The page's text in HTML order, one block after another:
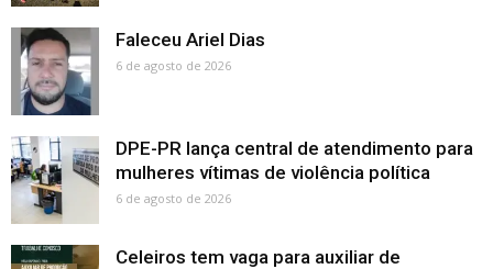
Faleceu Ariel Dias
6 de agosto de 2026
DPE-PR lança central de atendimento para
mulheres vítimas de violência política
6 de agosto de 2026
Celeiros tem vaga para auxiliar de